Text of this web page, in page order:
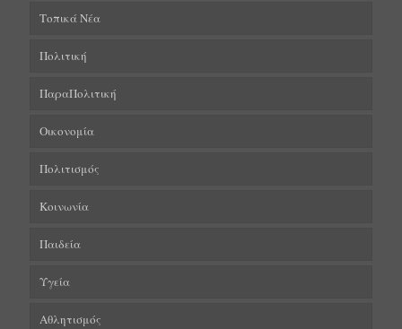
Τοπικά Νέα
Πολιτική
ΠαραΠολιτική
Οικονομία
Πολιτισμός
Κοινωνία
Παιδεία
Υγεία
Αθλητισμός